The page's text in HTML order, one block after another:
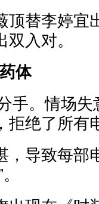
顶替李婷宜
入对。
体
手。情场
拒绝了所有
，导致每部